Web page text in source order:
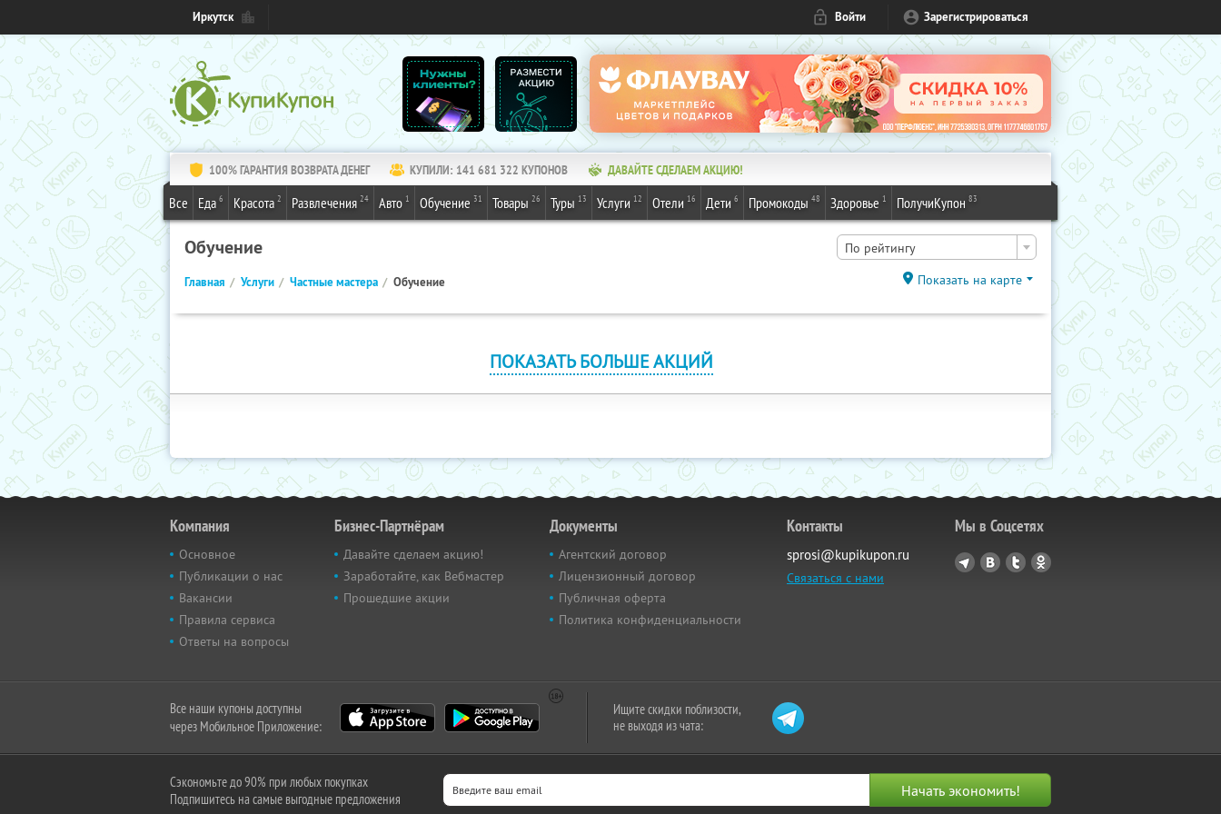
Иркутск Войти Зарегистрироваться
100% ГАРАНТИЯ ВОЗВРАТА ДЕНЕГ КУПИЛИ: 141 681 322 КУПОНОВ ДАВАЙТЕ СДЕЛАЕМ АКЦИЮ!
Все Еда 6 Красота 2 Развлечения 24 Авто 1 Обучение 31 Товары 26 Туры 13 Услуги 12 Отели 16 Дети 6 Промокоды 48 Здоровье 1 ПолучиКупон 83
Обучение По рейтингу
Главная Услуги Частные мастера Обучение Показать на карте
ПОКАЗАТЬ БОЛЬШЕ АКЦИЙ
Компания
Основное
Публикации о нас
Вакансии
Правила сервиса
Ответы на вопросы
Бизнес-Партнёрам
Давайте сделаем акцию!
Заработайте, как Вебмастер
Прошедшие акции
Документы
Агентский договор
Лицензионный договор
Публичная оферта
Политика конфиденциальности
Контакты
sprosi@kupikupon.ru
Связаться с нами
Мы в Соцсетях
Все наши купоны доступны
через Мобильное Приложение:
Ищите скидки поблизости,
не выходя из чата:
Сэкономьте до 90% при любых покупках
Подпишитесь на самые выгодные предложения